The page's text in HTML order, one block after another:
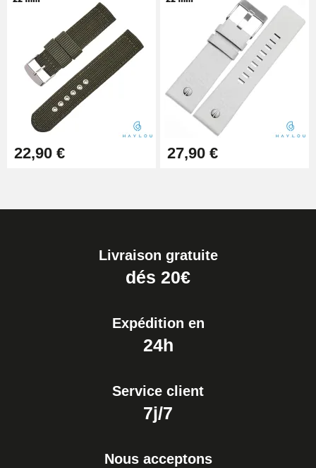
22,90 € 27,90 €
Livraison gratuite
dés 20€
Expédition en
24h
Service client
7j/7
Nous acceptons